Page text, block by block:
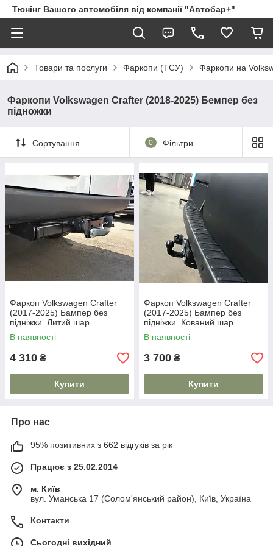
Тюнінг Вашого автомобіля від компанії "Автобар+"
Товари та послуги Фаркопи (ТСУ) Фаркопи на
Фаркопи Volkswagen Crafter (2018-2025) Бемпер без
підножки
Сортування 0 Фільтри
Фаркоп Volkswagen Crafter
(2017-2025) Бампер без
підніжки. Литий шар
В наявності
4 310 ₴
Купити
Фаркоп Volkswagen Crafter
(2017-2025) Бампер без
підніжки. Кований шар
В наявності
3 700 ₴
Купити
Про нас
95% позитивних з 662 відгуків за рік
Працює з 25.02.2014
м. Київ
вул. Уманська 17 (Солом'янський район), Київ, Україна
Контакти
Сьогодні вихідний